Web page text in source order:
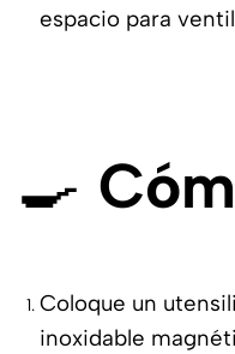
espacio para
🍳
Coloque un
inoxidable